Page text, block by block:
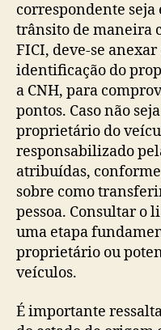
correspondente seja
trânsito de maneira
FICI, deve-se
identificação do
a CNH, para
pontos. Caso não
proprietário do
responsabilizado
atribuídas,
sobre como
pessoa. Consultar o
uma etapa
proprietário ou
veículos.
É importante